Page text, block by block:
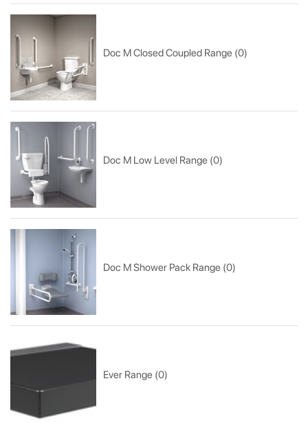
Doc M Closed Coupled Range (0)
Doc M Low Level Range (0)
Doc M Shower Pack Range (0)
Ever Range (0)